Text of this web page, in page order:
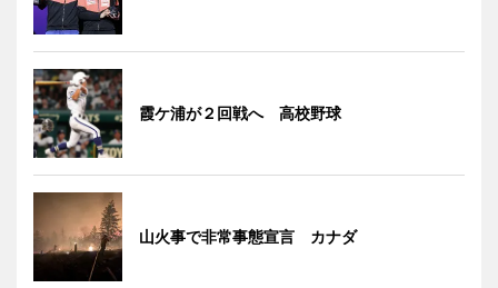
霞ケ浦が２回戦へ 高校野球
山火事で非常事態宣言 カナダ